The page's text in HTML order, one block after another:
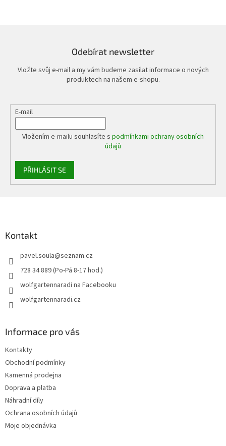
Odebírat newsletter
Vložte svůj e-mail a my vám budeme zasílat informace o nových
produktech na našem e-shopu.
E-mail
Vložením e-mailu souhlasíte s podmínkami ochrany osobních
údajů
PŘIHLÁSIT SE
Kontakt
pavel.soula@seznam.cz
728 34 889 (Po-Pá 8-17 hod.)
wolfgartennaradi na Facebooku
wolfgartennaradi.cz
Informace pro vás
Kontakty
Obchodní podmínky
Kamenná prodejna
Doprava a platba
Náhradní díly
Ochrana osobních údajů
Moje objednávka